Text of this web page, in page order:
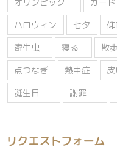
ハロウィン
七夕
寄生虫
寝る 散歩
点つなぎ
熱中症
誕生日
謝罪
リクエストフォーム